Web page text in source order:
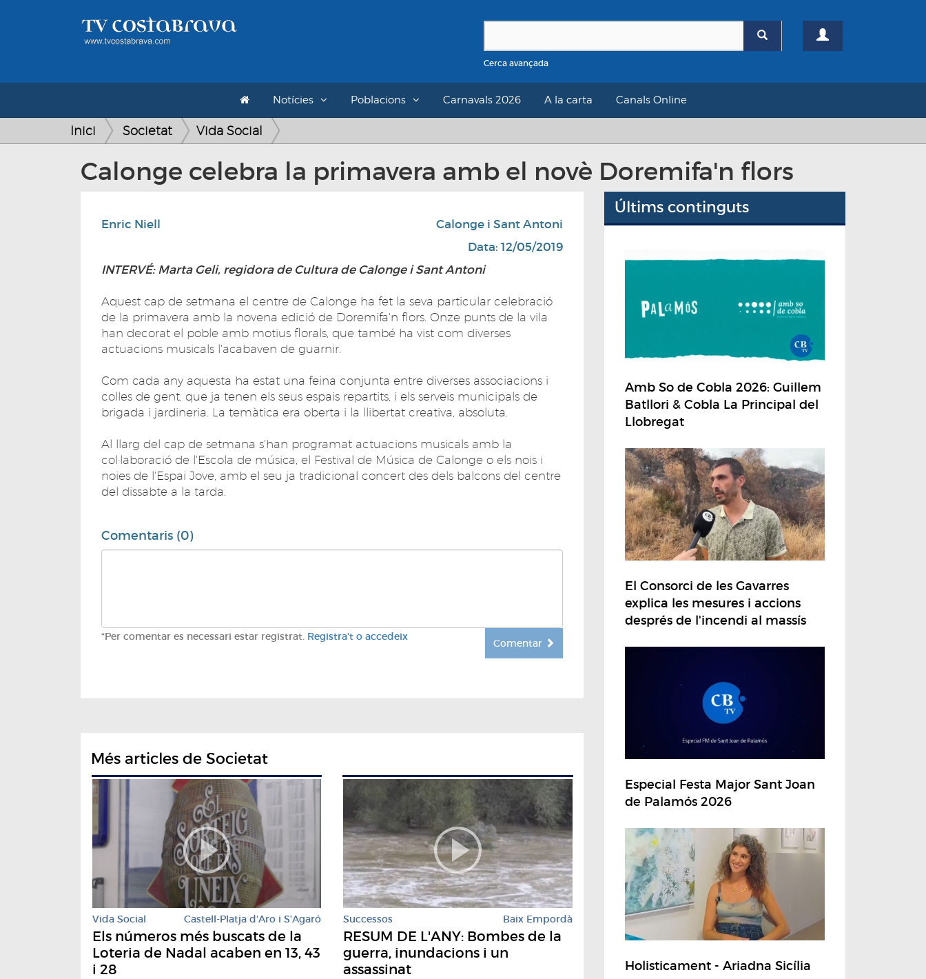
Cerca avançada
Notícies Poblacions Carnavals 2026 A la carta Canals Online
Inici Societat Vida Social
Calonge celebra la primavera amb el novè Doremifa'n flors
Enric Niell
Calonge i Sant Antoni
Data: 12/05/2019
INTERVÉ: Marta Geli, regidora de Cultura de Calonge i Sant Antoni
Aquest cap de setmana el centre de Calonge ha fet la seva particular celebració
de la primavera amb la novena edició de Doremifa'n flors. Onze punts de la vila
han decorat el poble amb motius florals, que també ha vist com diverses
actuacions musicals l'acabaven de guarnir.
Com cada any aquesta ha estat una feina conjunta entre diverses associacions i
colles de gent, que ja tenen els seus espais repartits, i els serveis municipals de
brigada i jardineria. La temàtica era oberta i la llibertat creativa, absoluta.
Al llarg del cap de setmana s'han programat actuacions musicals amb la
col·laboració de l'Escola de música, el Festival de Música de Calonge o els nois i
noies de l'Espai Jove, amb el seu ja tradicional concert des dels balcons del centre
del dissabte a la tarda.
Comentaris (0)
*Per comentar es necessari estar registrat. Registra't o accedeix
Comentar
Més articles de Societat
Vida Social Castell-Platja d'Aro i S'Agaró
Els números més buscats de la
Loteria de Nadal acaben en 13, 43
i 28
Successos Baix Empordà
RESUM DE L'ANY: Bombes de la
guerra, inundacions i un
assassinat
Últims continguts
Amb So de Cobla 2026: Guillem
Batllori & Cobla La Principal del
Llobregat
El Consorci de les Gavarres
explica les mesures i accions
després de l'incendi al massís
Especial Festa Major Sant Joan
de Palamós 2026
Holisticament - Ariadna Sicília